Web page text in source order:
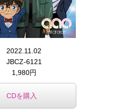
2022.11.02
JBCZ-6121
1,980円
CDを購入